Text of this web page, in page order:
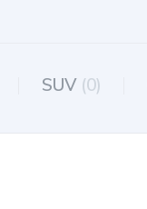
SUV (0)